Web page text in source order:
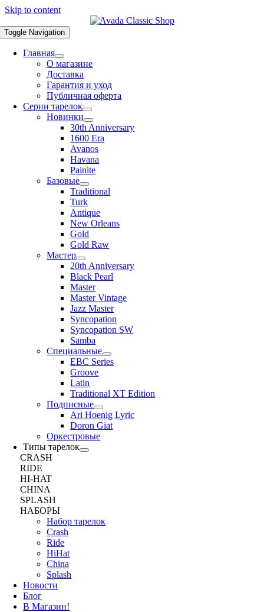
Skip to content
Toggle Navigation
Главная
О магазине
Доставка
Гарантия и уход
Публичная оферта
Серии тарелок
Новинки
30th Anniversary
1600 Era
Avanos
Havana
Painite
Базовые
Traditional
Turk
Antique
New Orleans
Gold
Gold Raw
Мастер
20th Anniversary
Black Pearl
Master
Master Vintage
Jazz Master
Syncopation
Syncopation SW
Samba
Специальные
EBC Series
Groove
Latin
Traditional XT Edition
Подписные
Ari Hoenig Lyric
Doron Giat
Оркестровые
Типы тарелок
CRASH
RIDE
HI-HAT
CHINA
SPLASH
НАБОРЫ
Набор тарелок
Crash
Ride
HiHat
China
Splash
Новости
Блог
В Магазин!